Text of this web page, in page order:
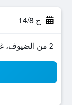
ج 14/8
2 من الضيوف، غرفة واحدة